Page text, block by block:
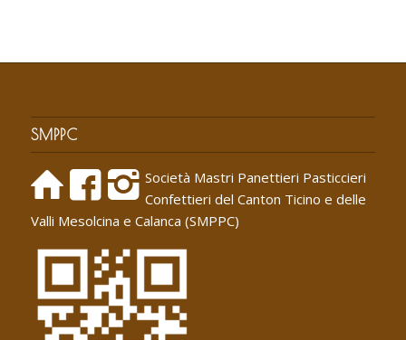
SMPPC
Società Mastri Panettieri Pasticcieri
Confettieri del Canton Ticino e delle
Valli Mesolcina e Calanca (SMPPC)